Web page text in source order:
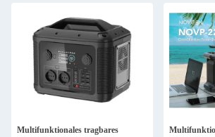
Multifunktionales tragbares